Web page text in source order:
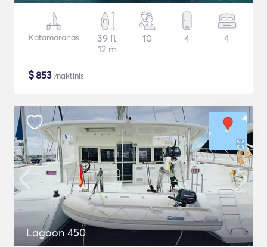
Katamaranas
39 ft
12 m
10 4 4
$853 /naktinis
Lagoon 450